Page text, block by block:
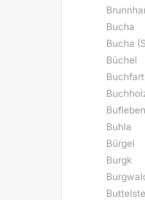
Bucha
Bucha
Büchel
Buchfart
Bufleben
Buhla
Bürgel
Burgk